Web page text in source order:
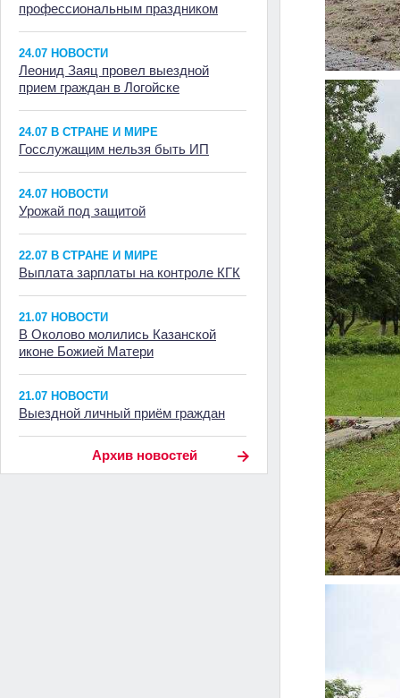
профессиональным праздником
24.07 НОВОСТИ
Леонид Заяц провел выездной
прием граждан в Логойске
24.07 В СТРАНЕ И МИРЕ
Госслужащим нельзя быть ИП
24.07 НОВОСТИ
Урожай под защитой
22.07 В СТРАНЕ И МИРЕ
Выплата зарплаты на контроле КГК
21.07 НОВОСТИ
В Околово молились Казанской
иконе Божией Матери
21.07 НОВОСТИ
Выездной личный приём граждан
Архив новостей